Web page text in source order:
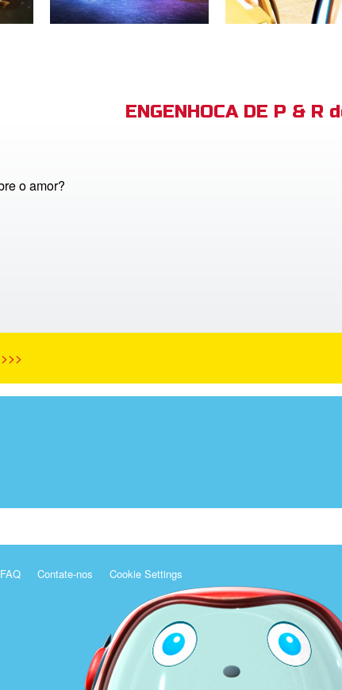
ENGENHOCA DE P &
o amor?
FAQ Contate-nos Cookie Settings